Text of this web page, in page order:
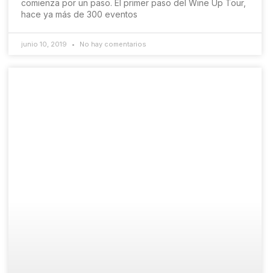
comienza por un paso. El primer paso del Wine Up Tour,
hace ya más de 300 eventos
junio 10, 2019 No hay comentarios